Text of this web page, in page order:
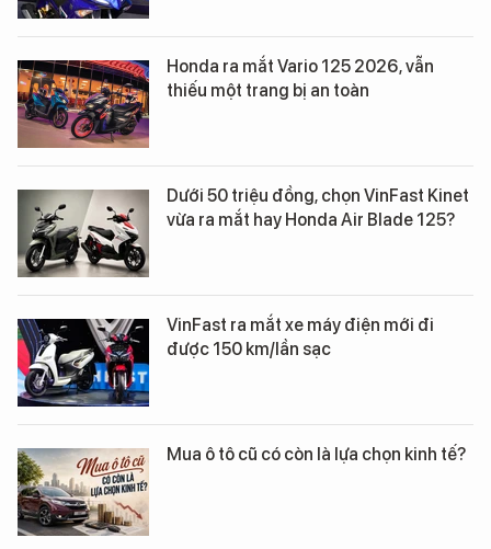
Honda ra mắt Vario 125 2026, vẫn
thiếu một trang bị an toàn
Dưới 50 triệu đồng, chọn VinFast Kinet
vừa ra mắt hay Honda Air Blade 125?
VinFast ra mắt xe máy điện mới đi
được 150 km/lần sạc
Mua ô tô cũ có còn là lựa chọn kinh tế?